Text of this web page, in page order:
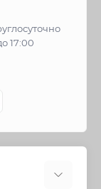
17:00